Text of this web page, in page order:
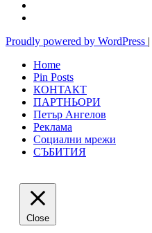
Proudly powered by WordPress |
Home
Pin Posts
КОНТАКТ
ПАРТНЬОРИ
Петър Ангелов
Реклама
Социални мрежи
СЪБИТИЯ
Close